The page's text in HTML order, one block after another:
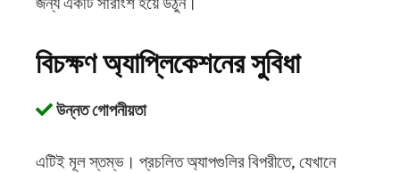
বিচক্ষণ অ্যাপ্লিকেশনের সুবিধা
উন্নত গোপনীয়তা
এটিই মূল স্তম্ভ। প্রচলিত অ্যাপগুলির বিপরীতে, যেখানে